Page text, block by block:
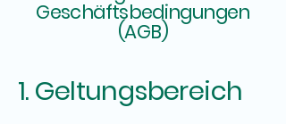
Geschäftsbedingungen
(AGB)
1. Geltungsbereich